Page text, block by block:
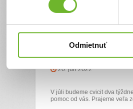
Odmietnuť
Milí darcovia.
20. jún 2022
V júli budeme cvicit dva
pomoc od vás. Prajeme veľa